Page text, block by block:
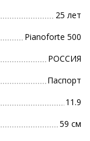
25 лет
Pianoforte 500
РОССИЯ
Паспорт
11.9
59 см